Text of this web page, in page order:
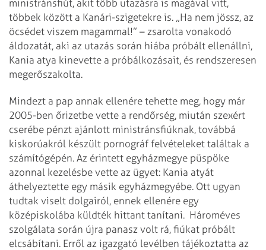
ministránsfiút, akit több utazásra is magával vitt,
többek között a Kanári-szigetekre is. „Ha nem jössz, az
öcsédet viszem magammal!” – zsarolta vonakodó
áldozatát, aki az utazás során hiába próbált ellenállni,
Kania atya kinevette a próbálkozásait, és rendszeresen
megerőszakolta.
Mindezt a pap annak ellenére tehette meg, hogy már
2005-ben őrizetbe vette a rendőrség, miután szexért
cserébe pénzt ajánlott ministránsfiúknak, továbbá
kiskorúakról készült pornográf felvételeket találtak a
számítógépén. Az érintett egyházmegye püspöke
azonnal kezelésbe vette az ügyet: Kania atyát
áthelyeztette egy másik egyházmegyébe. Ott ugyan
tudtak viselt dolgairól, ennek ellenére egy
középiskolába küldték hittant tanítani. Hároméves
szolgálata során újra panasz volt rá, fiúkat próbált
elcsábítani. Erről az igazgató levélben tájékoztatta az